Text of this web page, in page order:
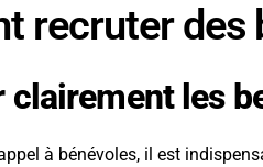
recruter des
clairement les
à bénévoles, il est